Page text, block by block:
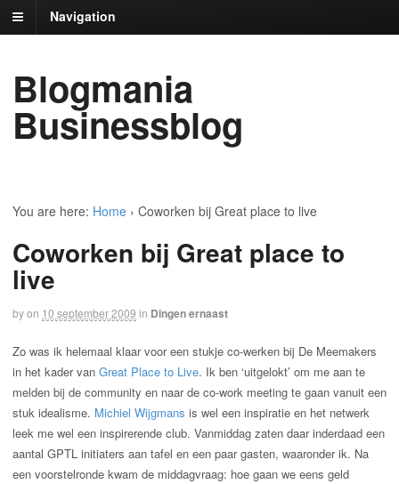
Navigation
Blogmania
Businessblog
You are here: Home › Coworken bij Great place to live
Coworken bij Great place to
live
byon 10 september 2009 in Dingen ernaast
Zo was ik helemaal klaar voor een stukje co-werken bij De Meemakers
in het kader van Great Place to Live. Ik ben ‘uitgelokt’ om me aan te
melden bij de community en naar de co-work meeting te gaan vanuit een
stuk idealisme. Michiel Wijgmans is wel een inspiratie en het netwerk
leek me wel een inspirerende club. Vanmiddag zaten daar inderdaad een
aantal GPTL initiaters aan tafel en een paar gasten, waaronder ik. Na
een voorstelronde kwam de middagvraag: hoe gaan we eens geld